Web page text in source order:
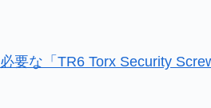
要な「TR6 Torx Security